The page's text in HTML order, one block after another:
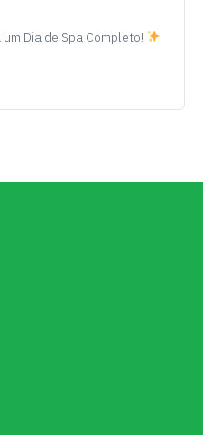
Dia de Spa Completo!